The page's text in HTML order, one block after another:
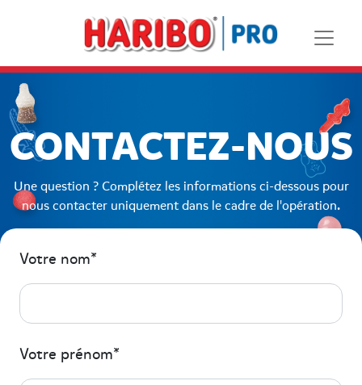
CONTACTEZ-NOUS
Une question ? Complétez les informations ci-dessous pour
nous contacter uniquement dans le cadre de l'opération.
Votre nom*
Votre prénom*